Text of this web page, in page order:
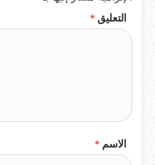
التعليق *
الاسم *